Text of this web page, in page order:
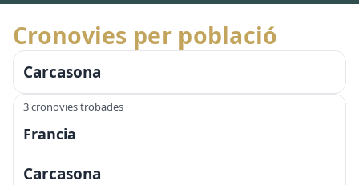
Cronovies per població
Carcasona
3 cronovies trobades
Francia
Carcasona